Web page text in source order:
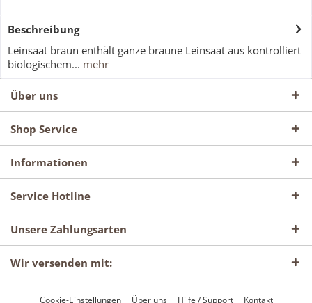
Beschreibung
Leinsaat braun enthält ganze braune Leinsaat aus kontrolliert
biologischem... mehr
Über uns
Shop Service
Informationen
Service Hotline
Unsere Zahlungsarten
Wir versenden mit:
Cookie-Einstellungen Über uns Hilfe / Support Kontakt